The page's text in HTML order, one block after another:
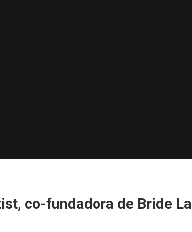
co-fundadora de Bride